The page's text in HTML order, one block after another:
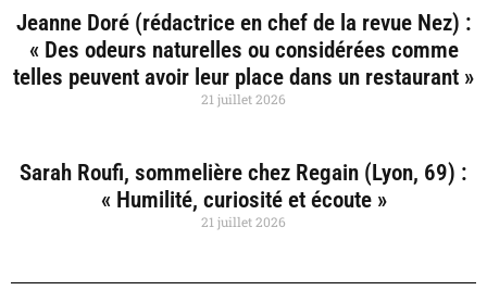
Jeanne Doré (rédactrice en chef de la revue Nez) :
« Des odeurs naturelles ou considérées comme
telles peuvent avoir leur place dans un restaurant »
21 juillet 2026
Sarah Roufi, sommelière chez Regain (Lyon, 69) :
« Humilité, curiosité et écoute »
21 juillet 2026